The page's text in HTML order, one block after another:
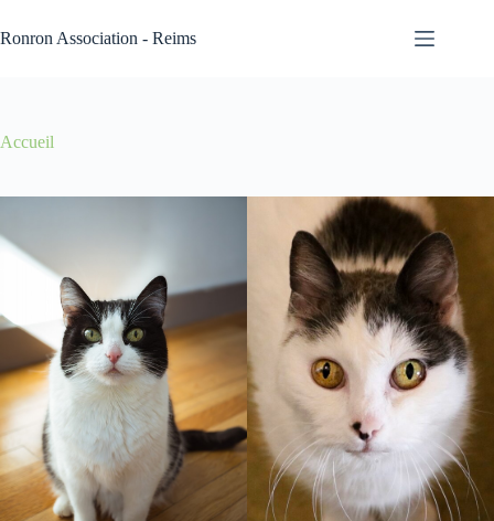
au
contenu
Ronron Association - Reims
Accueil